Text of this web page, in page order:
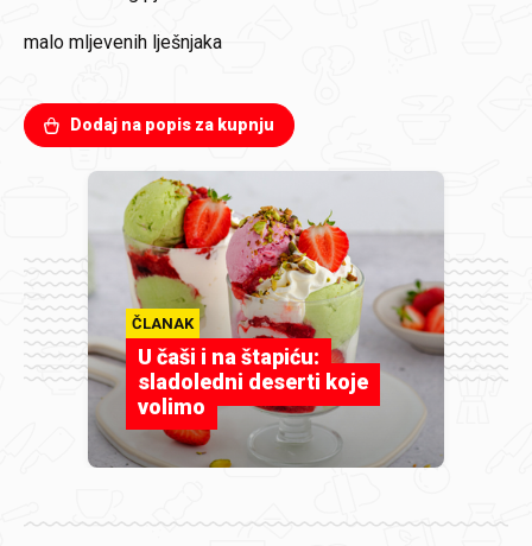
malo mljevenih lješnjaka
Dodaj na popis za kupnju
ČLANAK
U čaši i na štapiću:
sladoledni deserti koje
volimo